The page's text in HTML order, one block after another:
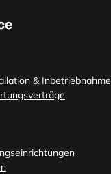
& Inbetriebnahme